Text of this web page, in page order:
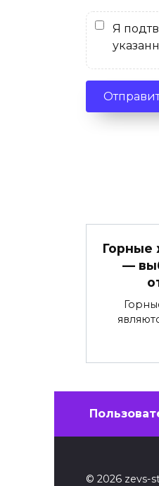
Я
Горные
—
© 2026 zevs-